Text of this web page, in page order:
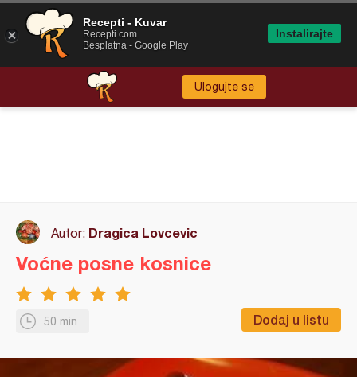
Ulogujte se
Autor: Dragica Lovcevic
50 min Dodaj u listu
Voćne posne kosnice
Recepti - Kuvar
Recepti.com
Besplatna - Google Play
Instalirajte